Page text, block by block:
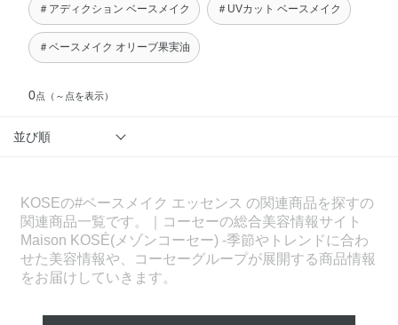
＃アディクション ベースメイク ＃UVカット ベースメイク
＃ベースメイク オリーブ果実油
0点 （～点を表示）
並び順
KOSEの#ベースメイク エッセンス の関連商品を探すの
関連商品一覧です。｜コーセーの総合美容情報サイト
Maison KOSÉ(メゾンコーセー) -季節やトレンドに合わ
せた美容情報や、コーセーグループが展開する商品情報
をお届けしていきます。